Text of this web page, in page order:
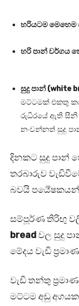
හරියටම
හරි පාන් වර්ගය
සුදු පාන් (white
මට්ටමක් එකතු
රුධිරයේ ඇති සීනි
නංවන්නත් සුදු
දිනකට සුදු පාන්
තරබාරුව
බවයි
සම්පූර්ණ තිරිඟු
breadවල සුදු
මේදය වැඩි
වැඩි තන්තු
මට්ටම අඩු